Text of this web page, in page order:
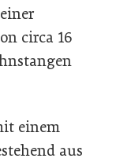
circa 16
einem
aus